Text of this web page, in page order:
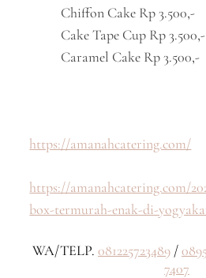
Chiffon Cake Rp 3.500,-
Cake Tape Cup Rp 3.500,-
Caramel Cake Rp 3.500,-
https://amanahcatering.com/
https://amanahcatering.com/
box-termurah-enak-di-
WA/TELP. 081225723489 /
7407